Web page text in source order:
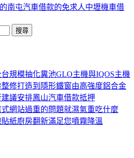
南屯汽車借款的免求人中壢機車借
規模抽化糞池GLO主機與IQOS主機
修打造到隱形鐵窗由高強度鋁合金
議安排鳳山汽車借款抵押
網站過重的問題就濕氣重吃什麼
紙廚房翻新滿足您噴霧降溫